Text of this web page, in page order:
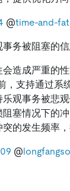
@time-and-
务被阻塞的
造成严重的
，支持通过系
观事务被悲
塞情况下的
的发生频率，
@